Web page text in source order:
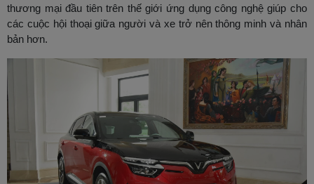
thương mại đầu tiên trên thế giới ứng dụng công nghệ giúp cho
các cuộc hội thoại giữa người và xe trở nên thông minh và nhân
bản hơn.